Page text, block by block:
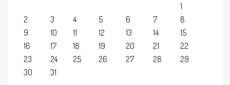
1
2
3 4 5 6 7
8
9
10 11 12 13 14
15
16
17 18 19 20 21
22
23
24 25 26 27 28
29
30
31